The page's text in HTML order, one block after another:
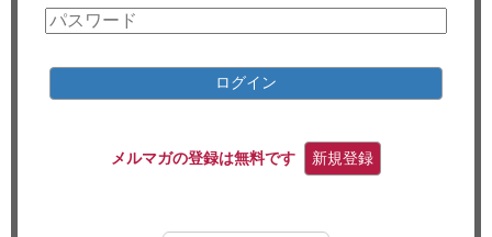
コンサルティング
リサーチ ログイン
メルマガの登録は無料です 新規登録